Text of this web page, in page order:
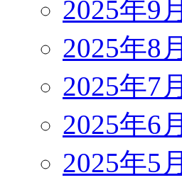
2025年9月
2025年8月
2025年7月
2025年6月
2025年5月